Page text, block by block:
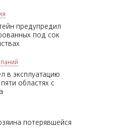
предупредил
под сок
в эксплуатацию
областях с
потерявшейся